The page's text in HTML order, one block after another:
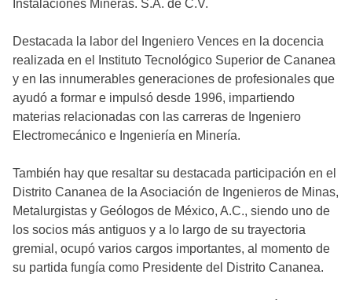
Instalaciones Mineras. S.A. de C.V.
Destacada la labor del Ingeniero Vences en la docencia
realizada en el Instituto Tecnológico Superior de Cananea
y en las innumerables generaciones de profesionales que
ayudó a formar e impulsó desde 1996, impartiendo
materias relacionadas con las carreras de Ingeniero
Electromecánico e Ingeniería en Minería.
También hay que resaltar su destacada participación en el
Distrito Cananea de la Asociación de Ingenieros de Minas,
Metalurgistas y Geólogos de México, A.C., siendo uno de
los socios más antiguos y a lo largo de su trayectoria
gremial, ocupó varios cargos importantes, al momento de
su partida fungía como Presidente del Distrito Cananea.